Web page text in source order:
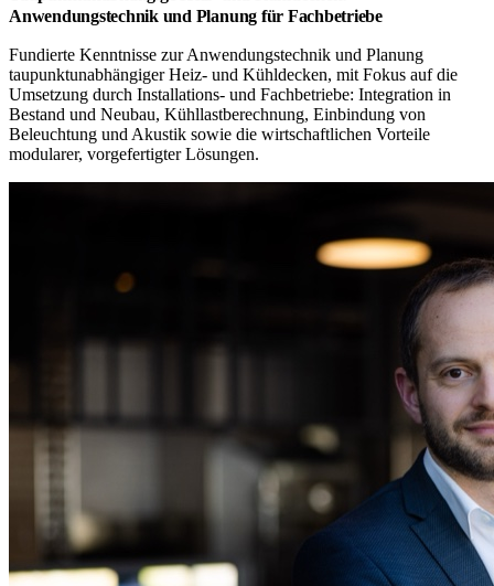
Anwendungstechnik und Planung für Fachbetriebe
Fundierte Kenntnisse zur Anwendungstechnik und Planung
taupunktunabhängiger Heiz- und Kühldecken, mit Fokus auf die
Umsetzung durch Installations- und Fachbetriebe: Integration in
Bestand und Neubau, Kühllastberechnung, Einbindung von
Beleuchtung und Akustik sowie die wirtschaftlichen Vorteile
modularer, vorgefertigter Lösungen.